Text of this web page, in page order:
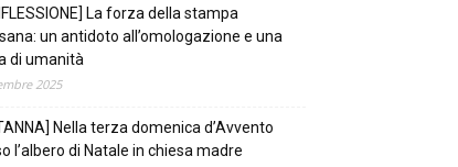
La forza della stampa
un antidoto all’omologazione e una
di umanità
2025
Nella terza domenica d’Avvento
l’albero di Natale in chiesa madre